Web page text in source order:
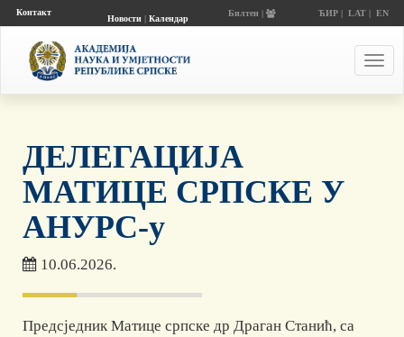
Контакт
Новости| Календар
Билтен | ЋИР| LAT| EN
ДЕЛЕГАЦИЈА
МАТИЦЕ СРПСКЕ У
АНУРС-у
10.06.2026.
Предсједник Матице српске др Драган Станић, са